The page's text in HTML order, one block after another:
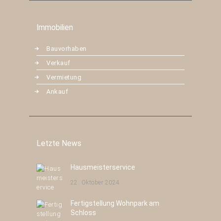
Immobilien
Bauvorhaben
Verkauf
Vermietung
Ankauf
Letzte News
Hausmeisterservice
22. Oktober 2024
Fertigstellung Wohnpark am
Schloss